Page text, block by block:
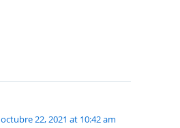
octubre 22, 2021 at 10:42 am